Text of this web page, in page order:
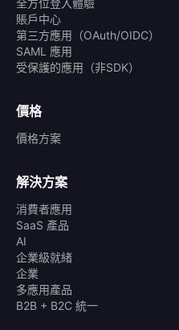
全方位登入體驗
賬戶中心
第三方應用（OAuth/OIDC）
SAML 應用
受保護的應用（非SDK）
價格
價格方案
解決方案
消費者應用
SaaS 產品
AI
企業級就緒
企業
多應用產品
B2B + B2C 統一